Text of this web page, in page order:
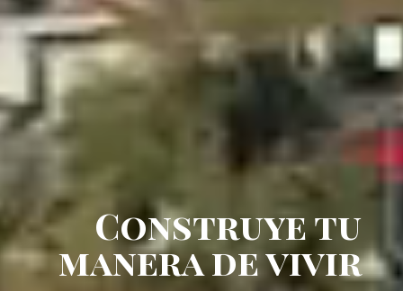
Construye tu
manera de vivir